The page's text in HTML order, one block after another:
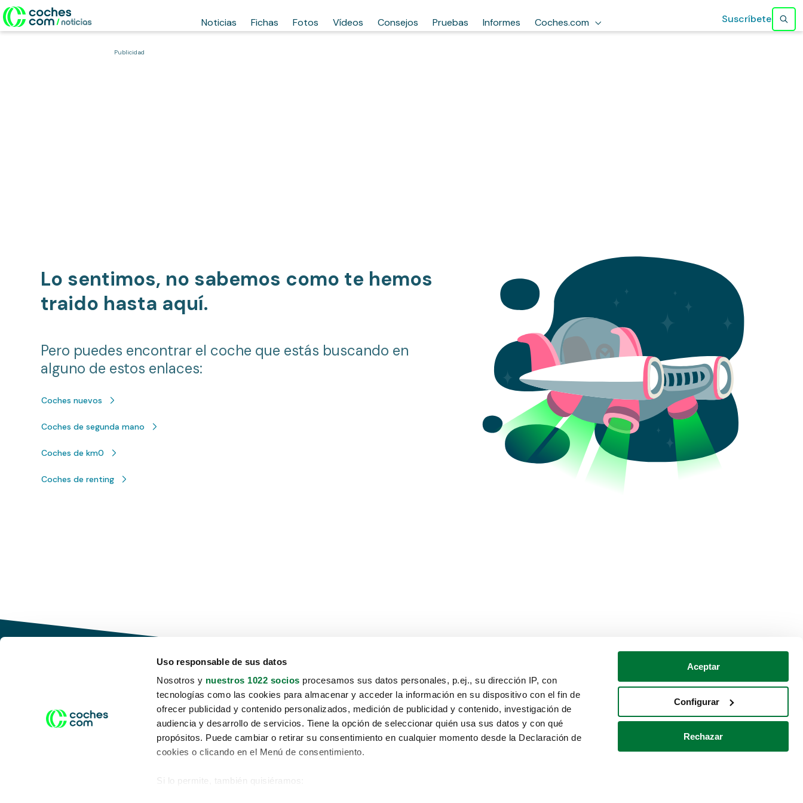
Uso responsable de sus datos
Nosotros y nuestros 1022 socios procesamos sus datos personales, p.ej., su dirección IP, con
tecnologías como las cookies para almacenar y acceder la información en su dispositivo con el fin de
ofrecer publicidad y contenido personalizados, medición de publicidad y contenido, investigación de
audiencia y desarrollo de servicios. Tiene la opción de seleccionar quién usa sus datos y con qué
propósitos. Puede cambiar o retirar su consentimiento en cualquier momento desde la Declaración de
cookies o clicando en el Menú de consentimiento.
Si lo permite, también quisiéramos:
Aceptar
Configurar
Rechazar
Noticias Fichas Fotos Vídeos Consejos Pruebas Informes Coches.com Suscríbete
Publicidad
Lo sentimos, no sabemos como te hemos
traido hasta aquí.
Pero puedes encontrar el coche que estás buscando en
alguno de estos enlaces:
Coches nuevos
Coches de segunda mano
Coches de km0
Coches de renting
Conduce tu futuro,
desata tu movilidad